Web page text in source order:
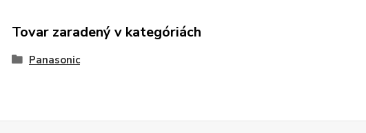
Tovar zaradený v kategóriách
Panasonic